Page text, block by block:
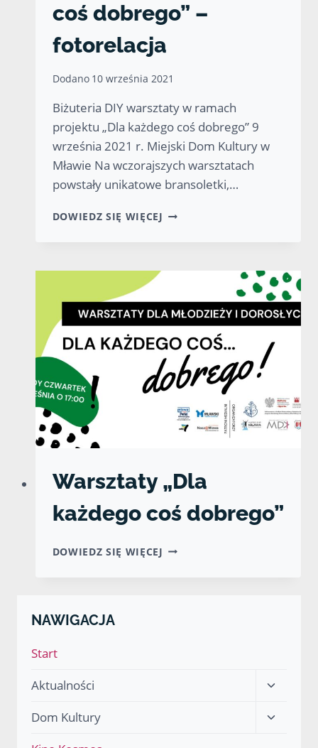
coś dobrego” –
fotorelacja
Dodano 10 września 2021
Biżuteria DIY warsztaty w ramach
projektu „Dla każdego coś dobrego” 9
września 2021 r. Miejski Dom Kultury w
Mławie Na wczorajszych warsztatach
powstały unikatowe bransoletki,…
DOWIEDZ SIĘ WIĘCEJ WARSZTATY
„DLA
KAŻDEGO
DOBREGO”
–
FOTORELACJA
Warsztaty „Dla
każdego coś dobrego”
DOWIEDZ SIĘ WIĘCEJ WARSZTATY
NAWIGACJA
Start
Aktualności
Przełącz
Dom Kultury
Przełącz